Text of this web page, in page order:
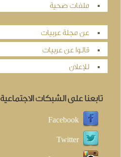
ملفات صحية
عن مجلة عربيات
قالوا عن عربيات
للإعلان
تابعنا على الشبكات الاجتماعية
Facebook
Twitter